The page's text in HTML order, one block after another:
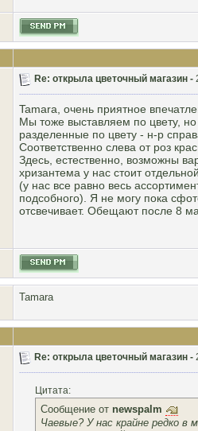
Re: открыла цветочный магазин -
Tamara, очень приятное
Мы тоже выставляем по цвету,
разделенные по цвету - н-р
Соответственно слева от роз
Здесь, естественно, возможны
хризантема у нас стоит
(у нас все равно весь
подсобного). Я не могу пока
отсвечивает. Обещают после 8
Tamara
Re: открыла цветочный магазин -
Цитата:
Сообщение от newspalm
Чаевые? У нас крайне редко в